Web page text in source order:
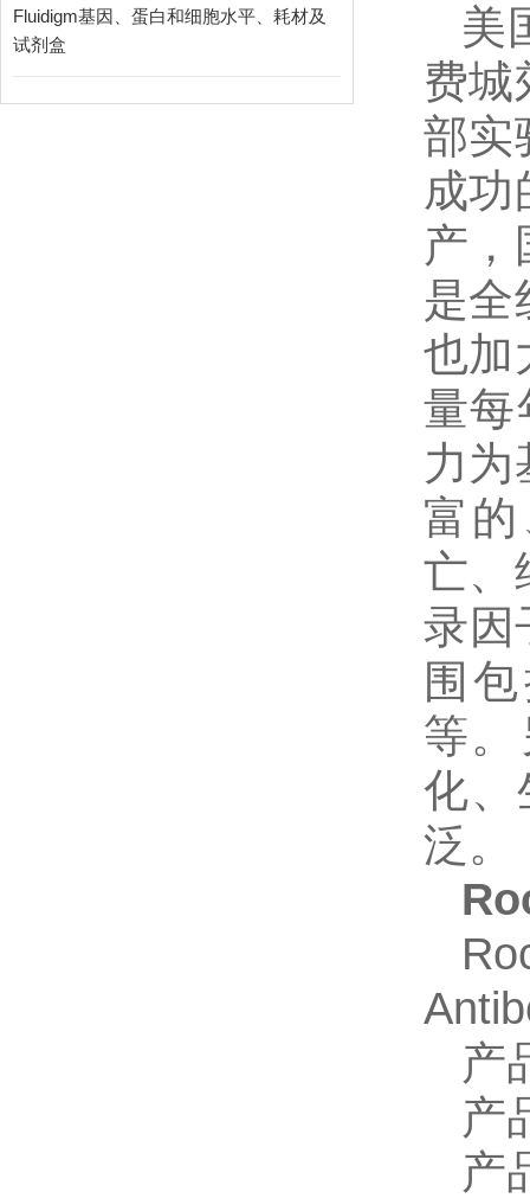
Fluidigm基因、蛋白和细胞水平、耗材及
试剂盒
美
费城
部实
成功
产，
是全
也加
量每
力为
富
亡、
录因
围
等
化、
泛。
产
产
产